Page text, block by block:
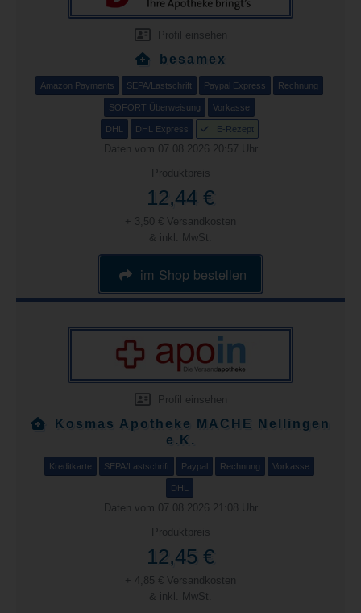
Profil einsehen
besamex
Amazon Payments SEPA/Lastschrift Paypal Express Rechnung
SOFORT Überweisung Vorkasse
DHL DHL Express E-Rezept
Daten vom 07.08.2026 20:57 Uhr
Produktpreis
12,44 €
+ 3,50 € Versandkosten
& inkl. MwSt.
im Shop bestellen
Profil einsehen
Kosmas Apotheke MACHE Nellingen
e.K.
Kreditkarte SEPA/Lastschrift Paypal Rechnung Vorkasse
DHL
Daten vom 07.08.2026 21:08 Uhr
Produktpreis
12,45 €
+ 4,85 € Versandkosten
& inkl. MwSt.